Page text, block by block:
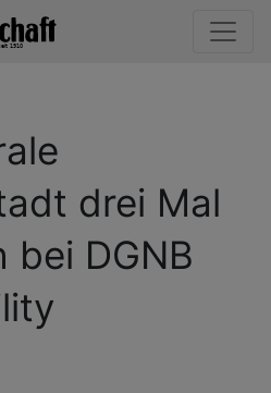
drei Mal
bei DGNB